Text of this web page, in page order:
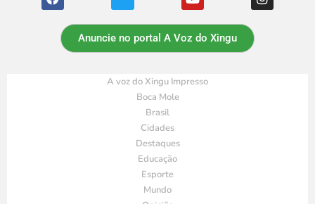
Anuncie no portal A Voz do Xingu
A voz do Xingu Impresso
Boca Mole
Brasil
Cidades
Destaques
Educação
Esporte
Mundo